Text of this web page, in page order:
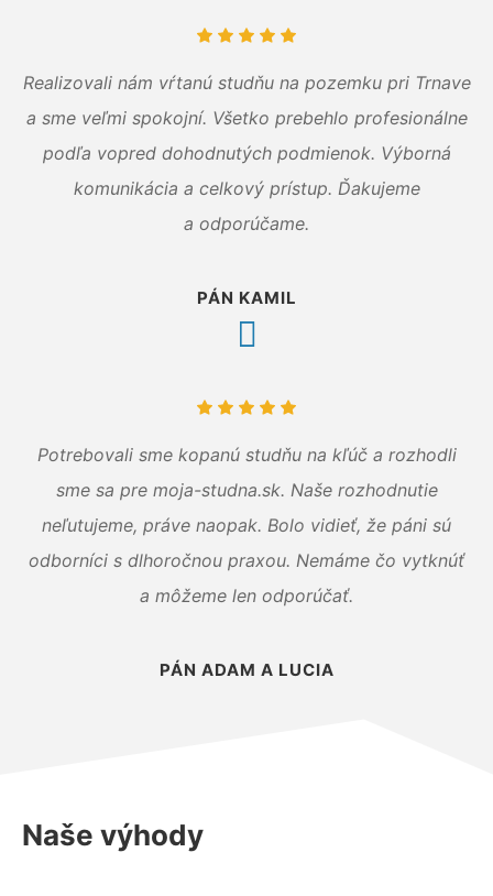
Realizovali nám vŕtanú studňu na pozemku pri Trnave
a sme veľmi spokojní. Všetko prebehlo profesionálne
podľa vopred dohodnutých podmienok. Výborná
komunikácia a celkový prístup. Ďakujeme
a odporúčame.
PÁN KAMIL
Potrebovali sme kopanú studňu na kľúč a rozhodli
sme sa pre moja-studna.sk. Naše rozhodnutie
neľutujeme, práve naopak. Bolo vidieť, že páni sú
odborníci s dlhoročnou praxou. Nemáme čo vytknúť
a môžeme len odporúčať.
PÁN ADAM A LUCIA
Naše výhody